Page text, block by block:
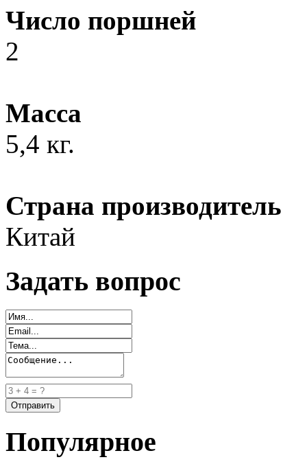
Число поршней
2
Масса
5,4 кг.
Страна производитель
Китай
Задать вопрос
Популярное